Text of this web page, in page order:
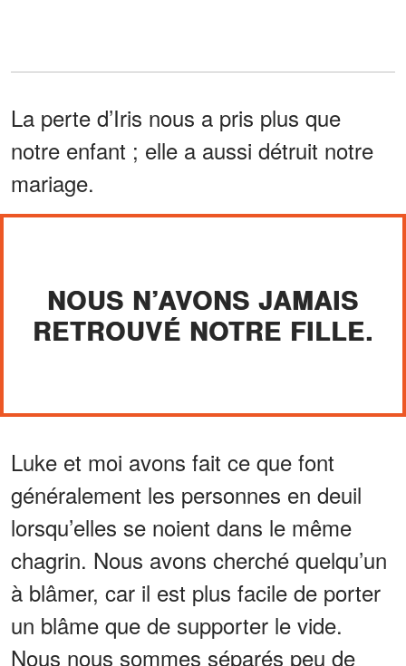
La perte d’Iris nous a pris plus que
notre enfant ; elle a aussi détruit notre
mariage.
NOUS N’AVONS JAMAIS
RETROUVÉ NOTRE FILLE.
Luke et moi avons fait ce que font
généralement les personnes en deuil
lorsqu’elles se noient dans le même
chagrin. Nous avons cherché quelqu’un
à blâmer, car il est plus facile de porter
un blâme que de supporter le vide.
Nous nous sommes séparés peu de